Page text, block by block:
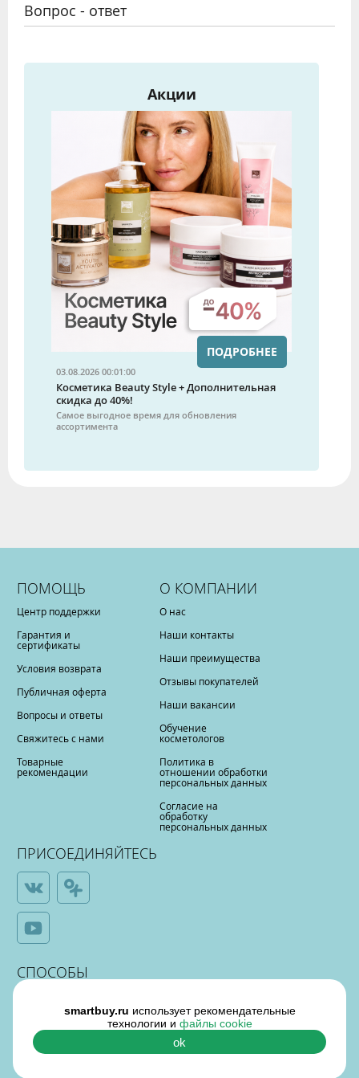
Вопрос - ответ
Акции
03.08.2026 00:01:00
Косметика Beauty Style + Дополнительная
скидка до 40%!
Самое выгодное время для обновления
ассортимента
ПОДРОБНЕЕ
ПОМОЩЬ
Центр поддержки
Гарантия и
сертификаты
Условия возврата
Публичная оферта
Вопросы и ответы
Свяжитесь с нами
Товарные
рекомендации
О КОМПАНИИ
О нас
Наши контакты
Наши преимущества
Отзывы покупателей
Наши вакансии
Обучение
косметологов
Политика в
отношении обработки
персональных данных
Согласие на
обработку
персональных данных
ПРИСОЕДИНЯЙТЕСЬ
СПОСОБЫ
ОПЛАТЫ
smartbuy.ru использует рекомендательные
технологии и файлы cookie
ok